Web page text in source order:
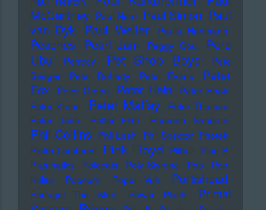
McCartney Paul Nero Paul Simon Paul
van Dyk Paul Weller Paula Hartmann
Peaches Pearl Jam Peggy Gou
Pere
Ubu
Perrecy Pet Shop Boys
Pete
Seeger
Peter Doherty Peter Evans
Peter
Fox
Peter Green Peter Hein
Peter Hook
Peter Kraus
Peter Maffay
Peter Thomas
Peter Tosh
Petter Eldh Pharoah Sanders
Phil Collins Phil Lesh Phil Spector Photek
Pietro Lombardi
Pink Floyd Pitbull Plan B
Plasmatics
Polecats Poly Styrene Pop
Pop-
Kultur
Popcorn Popol Vuh Portishead
Portugal The Man Power Plush
Primal